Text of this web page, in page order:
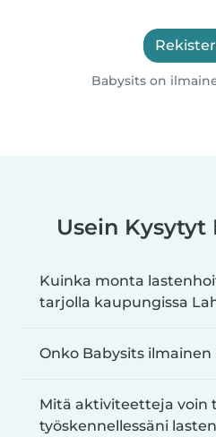
Babysits on
Usein Kysytyt
Kuinka monta
tarjolla kaupungissa
Onko Babysits
Mitä aktiviteetteja voin
työskennellessäni